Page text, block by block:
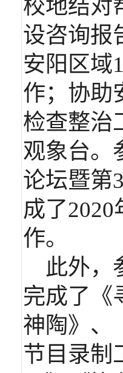
校地结对
设咨询报
安阳区域
作；协助
检查整治
观象台。
论坛暨第
成了2020
作。
此外，
完成了《
神陶》、
节目录制